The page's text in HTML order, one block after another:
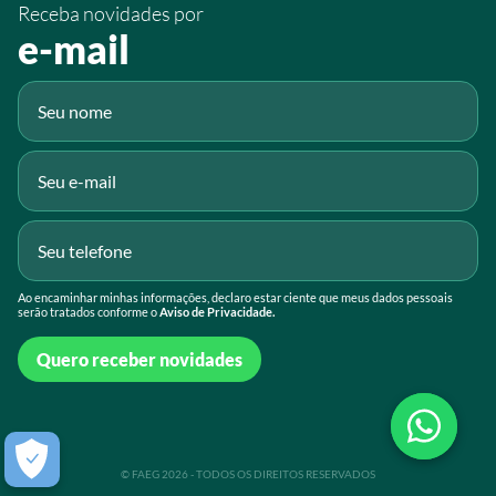
Fluig
Receba novidades por
e-mail
Ao encaminhar minhas informações, declaro estar ciente que meus dados pessoais
serão tratados conforme oAviso de Privacidade.
Quero receber novidades
© FAEG 2026 - TODOS OS DIREITOS RESERVADOS